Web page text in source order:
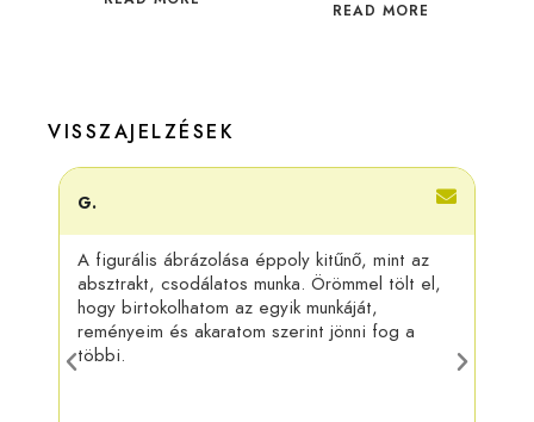
READ MORE
VISSZAJELZÉSEK
G.
A figurális ábrázolása éppoly kitűnő, mint az
absztrakt, csodálatos munka. Örömmel tölt el,
hogy birtokolhatom az egyik munkáját,
reményeim és akaratom szerint jönni fog a
többi.